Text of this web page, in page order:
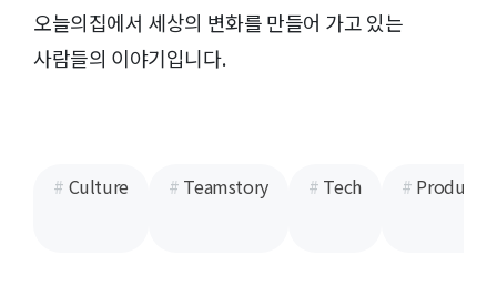
오늘의집에서 세상의 변화를 만들어 가고 있는
사람들의 이야기입니다.
# Culture # Teamstory # Tech # Product